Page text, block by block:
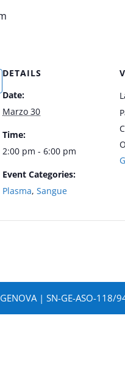
DETAILS
Date:
Marzo 30
Time:
2:00 pm - 6:00 pm
Event Categories:
Plasma, Sangue
| SN-GE-ASO-